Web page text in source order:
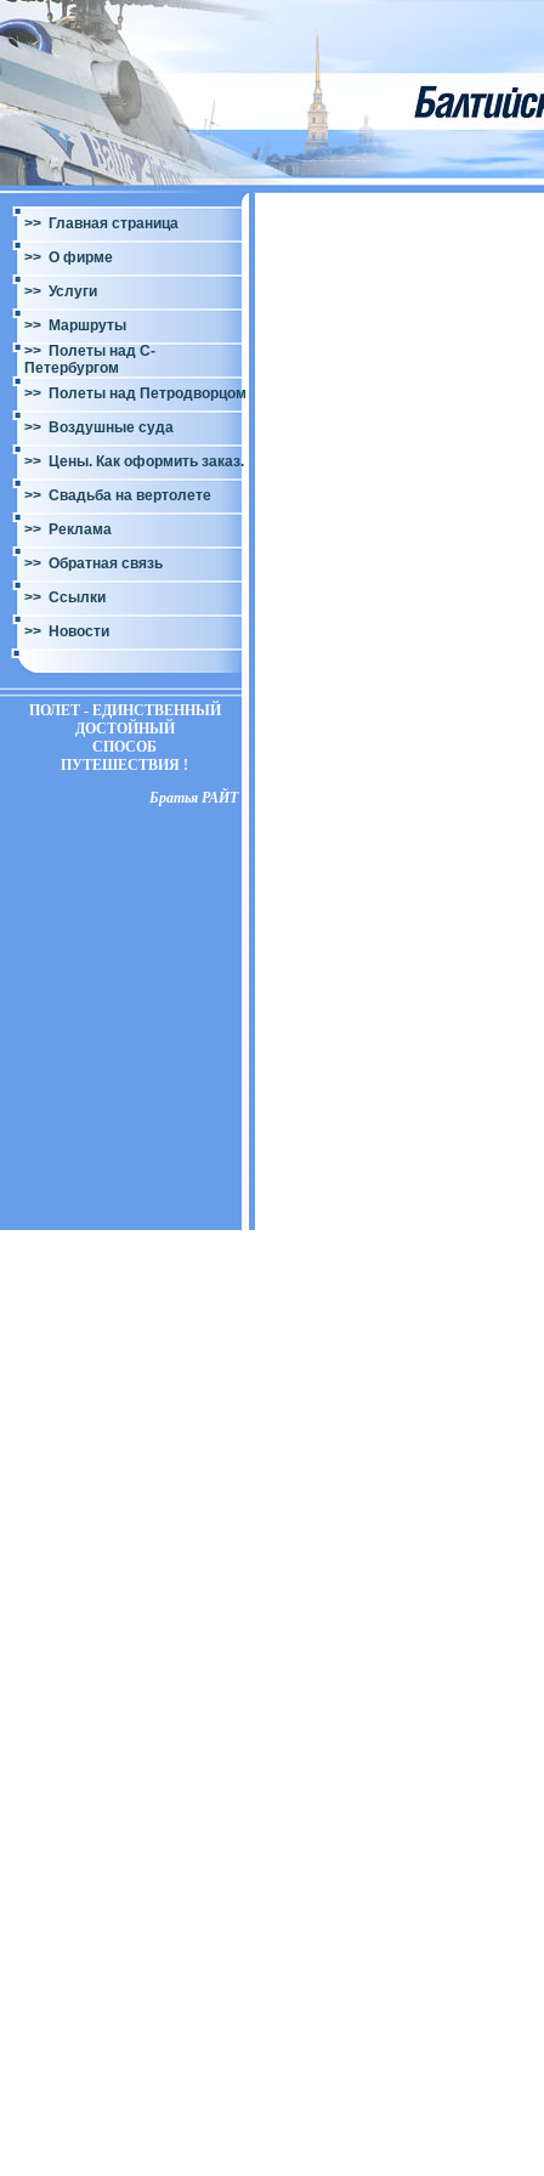
>> Главная страница
>> О фирме
>> Услуги
>> Маршруты
>> Полеты над С-
Петербургом
>> Полеты над Петродворцом
>> Воздушные суда
>> Цены. Как оформить заказ.
>> Свадьба на вертолете
>> Реклама
>> Обратная связь
>> Ссылки
>> Новости
ПОЛЕТ - ЕДИНСТВЕННЫЙ
ДОСТОЙНЫЙ
СПОСОБ
ПУТЕШЕСТВИЯ !
Братья РАЙТ